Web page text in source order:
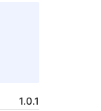
1.0.1